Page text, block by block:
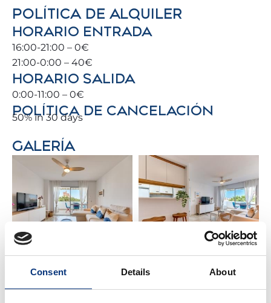
Consent Details About
✔️ Acceso desde la calle con parking gratuito en los
alrededores
✔️ Acceso desde la calle con zonas verdes
🛏️ HABITACIONES & BAÑOS
– 🛌 Dormitorio 1: Cama doble (150 x 200 cm)
– 🛌 Dormitorio 2: 2 Camas individuales (90 x 200
cm)
– 🚿 Baño 1: Tocador + Bañera
POLÍTICA DE ALQUILER
HORARIO ENTRADA
16:00-21:00 – 0€
21:00-0:00 – 40€
HORARIO SALIDA
0:00-11:00 – 0€
POLÍTICA DE CANCELACIÓN
50% in 30 days
GALERÍA